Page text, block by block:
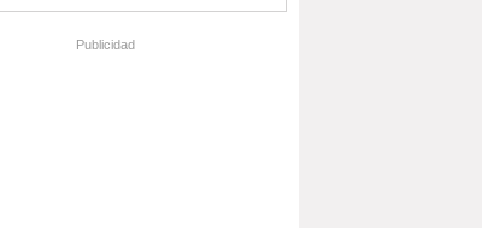
Publicidad